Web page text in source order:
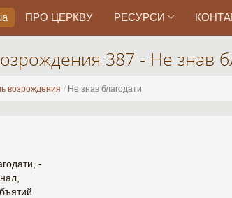
ПРО ЦЕРКВУ РЕСУРСИ
387 - Не знав
возрождения Не знав благодати
-